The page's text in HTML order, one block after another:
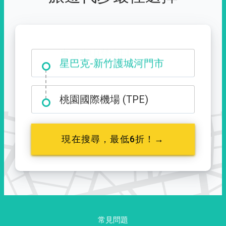
大霸尖山登山口
桃園國際機場 (TPE)
現在搜尋，最低6折！→
常見問題